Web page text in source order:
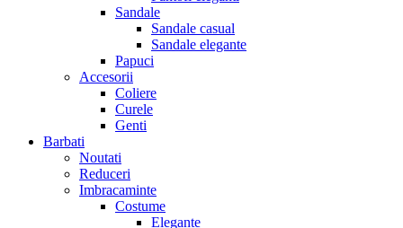
Sandale
Sandale casual
Sandale elegante
Papuci
Accesorii
Coliere
Curele
Genti
Barbati
Noutati
Reduceri
Imbracaminte
Costume
Elegante